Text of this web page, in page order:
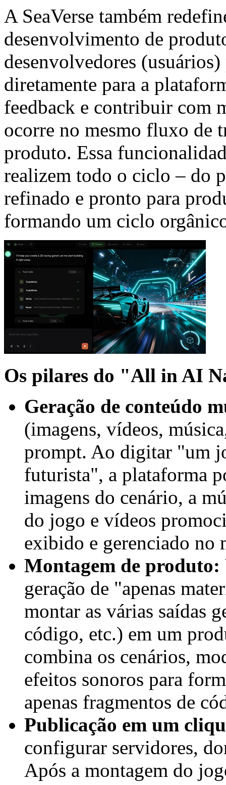
A SeaVerse também
desenvolvimento de
desenvolvedores
diretamente para a
feedback e contribuir com
ocorre no mesmo fluxo de
produto. Essa
realizem todo o ciclo – do
refinado e pronto para
formando um ciclo
Os pilares do "All in AI
Geração de conteúdo
(imagens, vídeos,
prompt. Ao digitar "um
futurista", a plataforma
imagens do cenário, a
do jogo e vídeos
exibido e gerenciado no
Montagem de produto:
geração de "apenas
montar as várias saídas
código, etc.) em um
combina os cenários,
efeitos sonoros para
apenas fragmentos de
Publicação em um
configurar servidores,
Após a montagem do